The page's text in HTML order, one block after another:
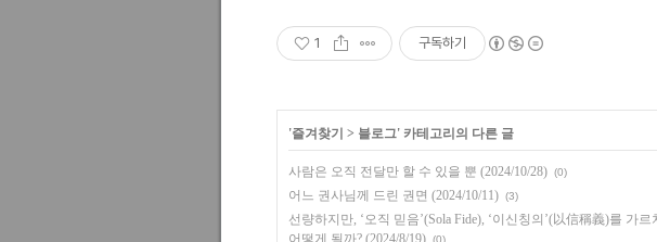
1 구독하기
'즐겨찾기 > 블로그' 카테고리의 다른 글
사람은 오직 전달만 할 수 있을 뿐 (2024/10/28) (0)
어느 권사님께 드린 권면 (2024/10/11) (3)
선량하지만, ‘오직 믿음’(Sola Fide), ‘이신칭의’(以信稱義)를 가
어떻게 될까? (2024/8/19) (0)